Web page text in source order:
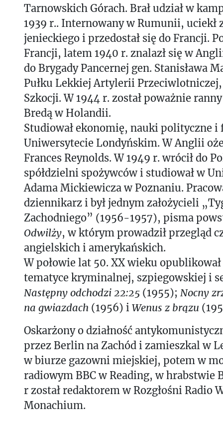
Tarnowskich Górach. Brał udział w
1939 r.. Internowany w Rumunii, uciekł
jenieckiego i przedostał się do Francji.
Francji, latem 1940 r. znalazł się w
do Brygady Pancernej gen. Stanisława
Pułku Lekkiej Artylerii
Szkocji. W 1944 r. został poważnie
Bredą w Holandii.
Studiował ekonomię, nauki polityczne
Uniwersytecie Londyńskim. W Anglii
Frances Reynolds. W 1949 r. wrócił do
spółdzielni spożywców i studiował w
Adama Mickiewicza w Poznaniu.
dziennikarz i był jednym założycieli
Zachodniego” (1956-1957), pisma
Odwilży, w którym prowadził przegląd
angielskich i amerykańskich.
W połowie lat 50. XX wieku
tematyce kryminalnej, szpiegowskiej i
Następny odchodzi 22:25 (1955); Nocny
na gwiazdach (1956) i Wenus z brązu
Oskarżony o działność
przez Berlin na Zachód i zamieszkal w
w biurze gazowni miejskiej, potem w
radiowym BBC w Reading, w hrabstwie
r został redaktorem w Rozgłośni Radio
Monachium.